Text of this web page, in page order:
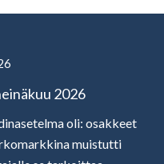
2026
oli: osakkeet
muistutti